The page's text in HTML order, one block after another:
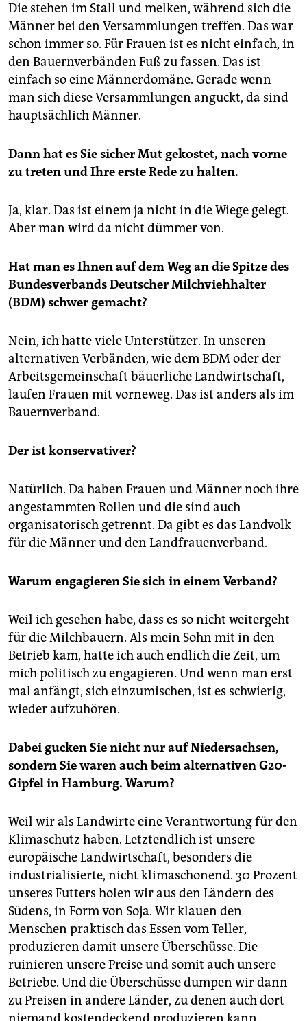
Die stehen im Stall und melken, während sich die
Männer bei den Versammlungen treffen. Das war
schon immer so. Für Frauen ist es nicht einfach, in
den Bauernverbänden Fuß zu fassen. Das ist
einfach so eine Männerdomäne. Gerade wenn
man sich diese Versammlungen anguckt, da sind
hauptsächlich Männer.
Dann hat es Sie sicher Mut gekostet, nach vorne
zu treten und Ihre erste Rede zu halten.
Ja, klar. Das ist einem ja nicht in die Wiege gelegt.
Aber man wird da nicht dümmer von.
Hat man es Ihnen auf dem Weg an die Spitze des
Bundesverbands Deutscher Milchviehhalter
(BDM) schwer gemacht?
Nein, ich hatte viele Unterstützer. In unseren
alternativen Verbänden, wie dem BDM oder der
Arbeitsgemeinschaft bäuerliche Landwirtschaft,
laufen Frauen mit vorneweg. Das ist anders als im
Bauernverband.
Der ist konservativer?
Natürlich. Da haben Frauen und Männer noch ihre
angestammten Rollen und die sind auch
organisatorisch getrennt. Da gibt es das Landvolk
für die Männer und den Landfrauenverband.
Warum engagieren Sie sich in einem Verband?
Weil ich gesehen habe, dass es so nicht weitergeht
für die Milchbauern. Als mein Sohn mit in den
Betrieb kam, hatte ich auch endlich die Zeit, um
mich politisch zu engagieren. Und wenn man erst
mal anfängt, sich einzumischen, ist es schwierig,
wieder aufzuhören.
Dabei gucken Sie nicht nur auf Niedersachsen,
sondern Sie waren auch beim alternativen G20-
Gipfel in Hamburg. Warum?
Weil wir als Landwirte eine Verantwortung für den
Klimaschutz haben. Letztendlich ist unsere
europäische Landwirtschaft, besonders die
industrialisierte, nicht klimaschonend. 30 Prozent
unseres Futters holen wir aus den Ländern des
Südens, in Form von Soja. Wir klauen den
Menschen praktisch das Essen vom Teller,
produzieren damit unsere Überschüsse. Die
ruinieren unsere Preise und somit auch unsere
Betriebe. Und die Überschüsse dumpen wir dann
zu Preisen in andere Länder, zu denen auch dort